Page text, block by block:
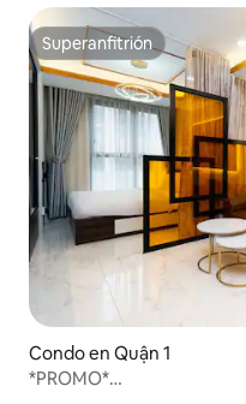
Superanfitrión
Superanfitrión
Condo en Quận 1
*PROMO*